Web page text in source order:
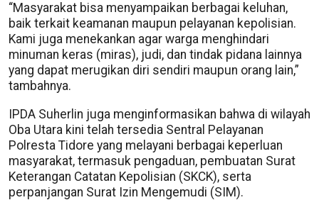
“Masyarakat bisa menyampaikan berbagai keluhan,
baik terkait keamanan maupun pelayanan kepolisian.
Kami juga menekankan agar warga menghindari
minuman keras (miras), judi, dan tindak pidana lainnya
yang dapat merugikan diri sendiri maupun orang lain,”
tambahnya.
IPDA Suherlin juga menginformasikan bahwa di wilayah
Oba Utara kini telah tersedia Sentral Pelayanan
Polresta Tidore yang melayani berbagai keperluan
masyarakat, termasuk pengaduan, pembuatan Surat
Keterangan Catatan Kepolisian (SKCK), serta
perpanjangan Surat Izin Mengemudi (SIM).